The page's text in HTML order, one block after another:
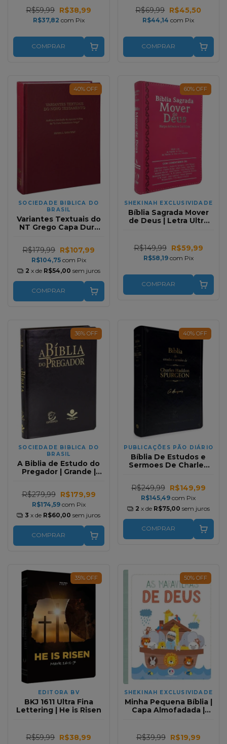
R$59,99 R$38,99
R$37,82 com Pix
COMPRAR
R$69,99 R$45,50
R$44,14com Pix
COMPRAR
40% OFF
SOCIEDADE BIBLICA DO
BRASIL
Variantes Textuais do
NT Grego Capa Dura
R$179,99 R$107,99
R$104,75 com Pix
2 x de R$54,00 sem juros
COMPRAR
60% OFF
SHEKINAH EXCLUSIVIDADE
Bíblia Sagrada Mover
de Deus | Letra Ultra
R$149,99 R$59,99
R$58,19 com Pix
COMPRAR
36% OFF
SOCIEDADE BIBLICA DO
BRASIL
A Biblia de Estudo do
Pregador | Grande |
R$279,99 R$179,99
R$174,59 com Pix
3 x de R$60,00 sem juros
COMPRAR
40% OFF
PUBLICAÇÕES PÃO DIÁRIO
Bíblia De Estudos e
Sermoes De Charles
Personalizada
R$249,99 R$149,99
R$145,49com Pix
2 x de R$75,00 sem juros
COMPRAR
35% OFF
EDITORA BV
BKJ 1611 Ultra Fina
Lettering | He is Risen
R$59,99 R$38,99
50% OFF
SHEKINAH EXCLUSIVIDADE
Minha Pequena Bíblia |
Capa Almofadada |
R$39,99 R$19,99